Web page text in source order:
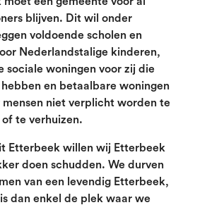
blijven. Dit wil onder
voldoende scholen en
Nederlandstalige kinderen,
sociale woningen voor zij die
hebben en betaalbare woningen
niet verplicht worden te
of te verhuizen.
Etterbeek willen wij Etterbeek
doen schudden. We durven
van een levendig Etterbeek,
dan enkel de plek waar we